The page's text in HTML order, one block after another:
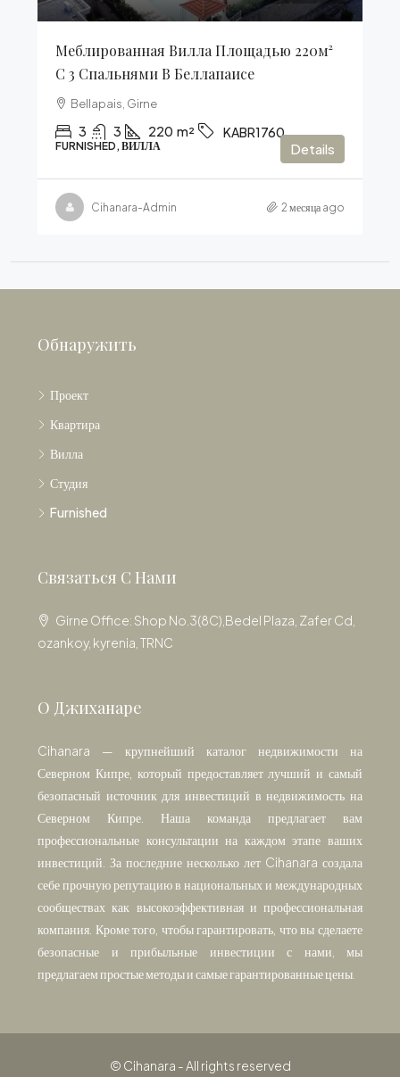
Меблированная Вилла Площадью 220м²
С 3 Спальнями В Беллапаисе
Bellapais, Girne
3 3 220 m² KABR1760
FURNISHED, ВИЛЛА Details
Cihanara-Admin 2 месяца ago
Обнаружить
Проект
Квартира
Вилла
Студия
Furnished
Связаться С Нами
Girne Office: Shop No.3(8C),Bedel Plaza, Zafer Cd,
ozankoy, kyrenia, TRNC
О Джиханаре
Cihanara — крупнейший каталог недвижимости на
Северном Кипре, который предоставляет лучший и самый
безопасный источник для инвестиций в недвижимость на
Северном Кипре. Наша команда предлагает вам
профессиональные консультации на каждом этапе ваших
инвестиций. За последние несколько лет Cihanara создала
себе прочную репутацию в национальных и международных
сообществах как высокоэффективная и профессиональная
компания. Кроме того, чтобы гарантировать, что вы сделаете
безопасные и прибыльные инвестиции с нами, мы
предлагаем простые методы и самые гарантированные цены.
© Cihanara - All rights reserved